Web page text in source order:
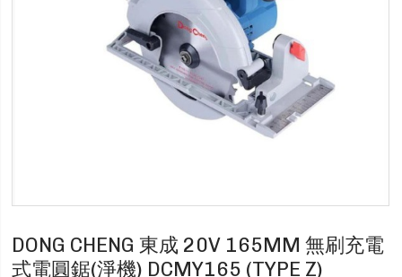
DONG CHENG 東成 20V 165MM 無刷充電
式電圓鋸(淨機) DCMY165 (TYPE Z)